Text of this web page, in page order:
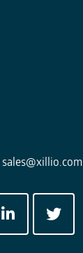
sales@xillio.com